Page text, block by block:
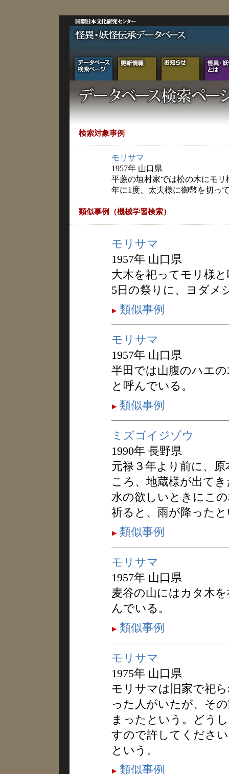
検索対象事例
モリサマ
1957年 山口県
平蕨の垣村家では松の木にモ
年に1度、太夫様に御幣を切っ
類似事例（機械学習検索）
モリサマ
1957年 山口県
大木を祀ってモリ様
5日の祭りに、ヨダメ
類似事例
モリサマ
1957年 山口県
半田では山腹のハエ
と呼んでいる。
類似事例
ミズゴイジゾウ
1990年 長野県
元禄３年より前に、
ころ、地蔵様が出て
水の欲しいときにこ
祈ると、雨が降った
類似事例
モリサマ
1957年 山口県
麦谷の山にはカタ木
んでいる。
類似事例
モリサマ
1975年 山口県
モリサマは旧家で祀
った人がいたが、そ
まったという。どう
すので許してくださ
という。
類似事例